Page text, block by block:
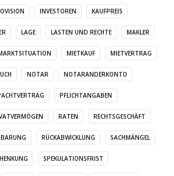
INVESTOREN KAUFPREIS
LAGE LASTEN UND RECHTE MAKLER
MIETKAUF MIETVERTRAG
NOTAR NOTARANDERKONTO
PFLICHTANGABEN
RATEN RECHTSGESCHÄFT
RÜCKABWICKLUNG SACHMÄNGEL
SPEKULATIONSFRIST